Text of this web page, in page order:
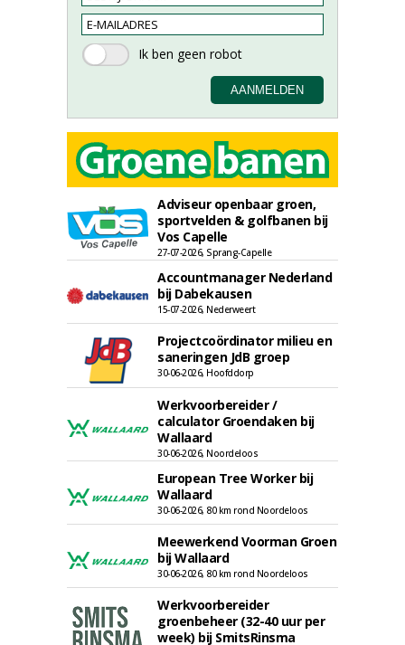
Adviseur openbaar groen,
sportvelden & golfbanen bij
Vos Capelle
27-07-2026, Sprang-Capelle
Accountmanager Nederland
bij Dabekausen
15-07-2026, Nederweert
Projectcoördinator milieu en
saneringen JdB groep
30-06-2026, Hoofddorp
Werkvoorbereider /
calculator Groendaken bij
Wallaard
30-06-2026, Noordeloos
European Tree Worker bij
Wallaard
30-06-2026, 80 km rond Noordeloos
Meewerkend Voorman Groen
bij Wallaard
30-06-2026, 80 km rond Noordeloos
Werkvoorbereider
groenbeheer (32-40 uur per
week) bij SmitsRinsma